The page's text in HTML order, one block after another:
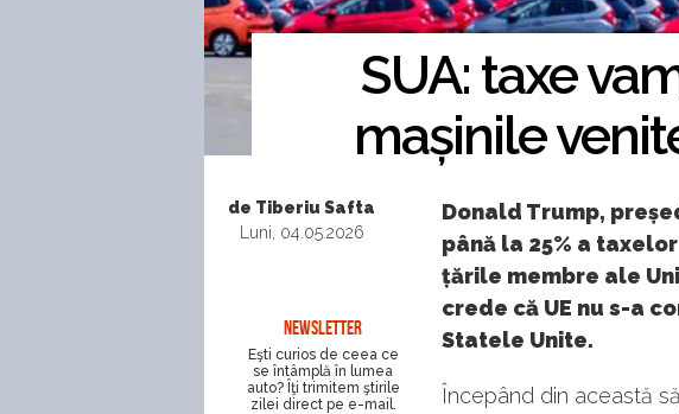
SUA: taxe
mașinile
de Tiberiu Safta
Luni, 04.05.2026
NEWSLETTER
Eşti curios de ceea ce
se întâmplă în lumea
auto? Îţi trimitem ştirile
zilei direct pe e-mail.
Donald Trump,
până la 25% a
țările membre ale
crede că UE nu s-a
Statele Unite.
Începând din această